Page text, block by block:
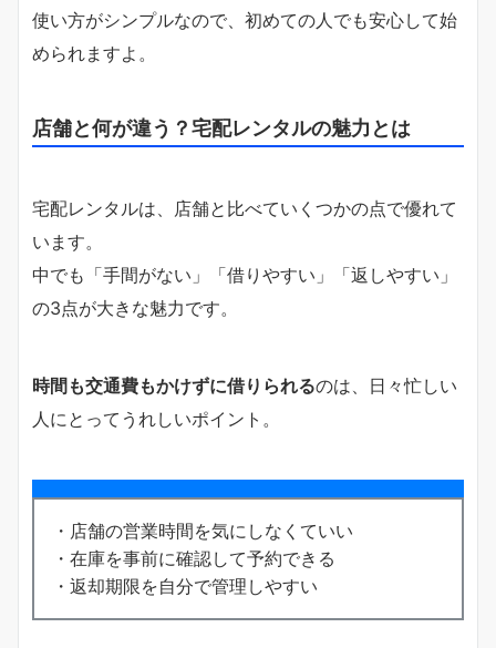
使い方がシンプルなので、初めての人でも安心して始
められますよ。
店舗と何が違う？宅配レンタルの魅力とは
宅配レンタルは、店舗と比べていくつかの点で優れて
います。
中でも「手間がない」「借りやすい」「返しやすい」
の3点が大きな魅力です。
時間も交通費もかけずに借りられるのは、日々忙しい
人にとってうれしいポイント。
・店舗の営業時間を気にしなくていい
・在庫を事前に確認して予約できる
・返却期限を自分で管理しやすい